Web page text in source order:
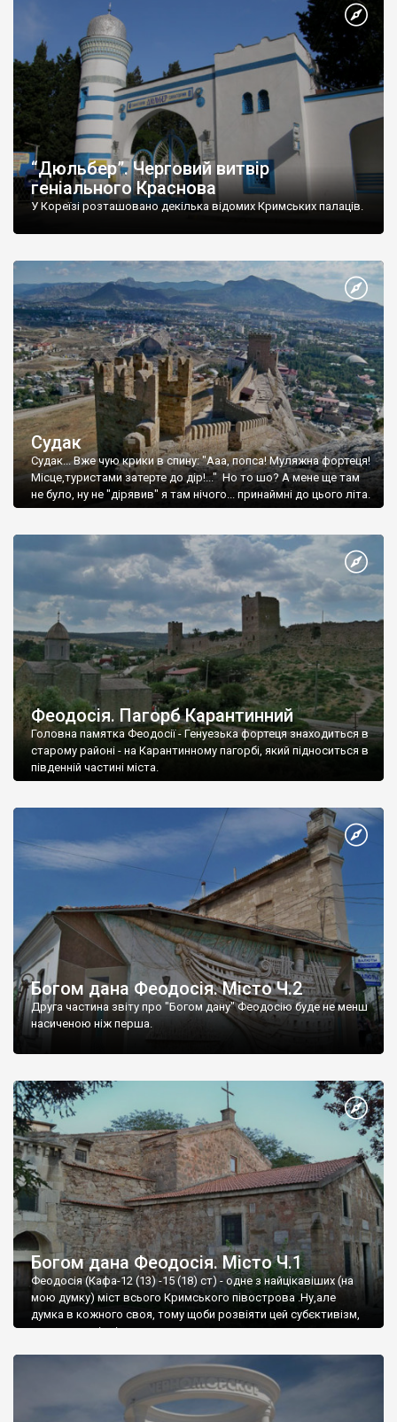
“Дюльбер”. Черговий витвір
геніального Краснова
У Кореїзі розташовано декілька відомих Кримських палаців.
Судак
Судак... Вже чую крики в спину: "Ааа, попса! Муляжна фортеця!
Місце,туристами затерте до дір!..." Но то шо? А мене ще там
не було, ну не "дірявив" я там нічого... принаймні до цього літа.
Феодосія. Пагорб Карантинний
Головна памятка Феодосії - Генуезька фортеця знаходиться в
старому районі - на Карантинному пагорбі, який підноситься в
південній частині міста.
Богом дана Феодосія. Місто Ч.2
Друга частина звіту про "Богом дану" Феодосію буде не менш
насиченою ніж перша.
Богом дана Феодосія. Місто Ч.1
Феодосія (Кафа-12 (13) -15 (18) ст) - одне з найцікавіших (на
мою думку) міст всього Кримського півострова .Ну,але
думка в кожного своя, тому щоби розвіяти цей субєктивізм,
запрошую відвідати це